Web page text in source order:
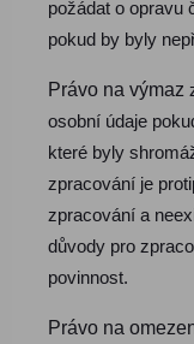
požádat o opravu
pokud by byly
Právo na výmaz
osobní údaje
které byly
zpracování je
zpracování a
důvody pro
povinnost.
Právo na